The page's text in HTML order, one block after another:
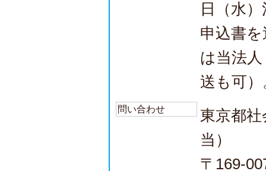
日（水
申込書
は当法人
送も可）
問い合わせ
東京都
当）
〒169-